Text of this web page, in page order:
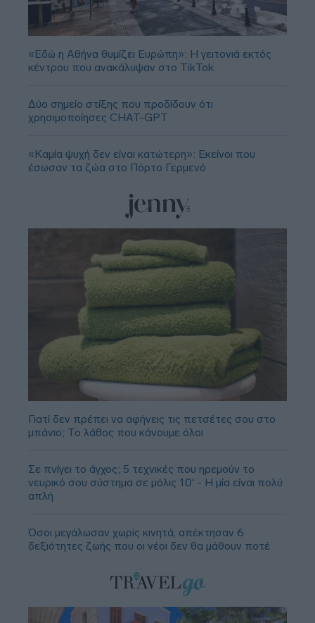
«Εδώ η Αθήνα θυμίζει Ευρώπη»: H γειτονιά εκτός
κέντρου που ανακάλυψαν στο TikTok
Δύο σημείο στίξης που προδίδουν ότι
χρησιμοποίησες CHAT-GPT
«Καμία ψυχή δεν είναι κατώτερη»: Εκείνοι που
έσωσαν τα ζώα στο Πόρτο Γερμενό
Γιατί δεν πρέπει να αφήνεις τις πετσέτες σου στο
μπάνιο; Το λάθος που κάνουμε όλοι
Σε πνίγει το άγχος; 5 τεχνικές που ηρεμούν το
νευρικό σου σύστημα σε μόλις 10' - Η μία είναι πολύ
απλή
Όσοι μεγάλωσαν χωρίς κινητά, απέκτησαν 6
δεξιότητες ζωής που οι νέοι δεν θα μάθουν ποτέ